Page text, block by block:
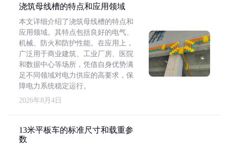
浇筑母线槽的特点和应用领域
本文详细介绍了浇筑母线槽的特点和
应用领域。其特点包括良好的电气、
机械、防火和防护性能。在应用上，
广泛用于商业建筑、工业厂房、医院
和数据中心等场所，凭借自身优势满
足不同领域对电力供应的高要求，保
障电力系统稳定运行。
2026年8月4日
13米平板车的标准尺寸和载重参
数